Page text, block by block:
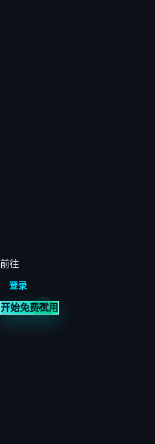
前往
登录
开始免费试用